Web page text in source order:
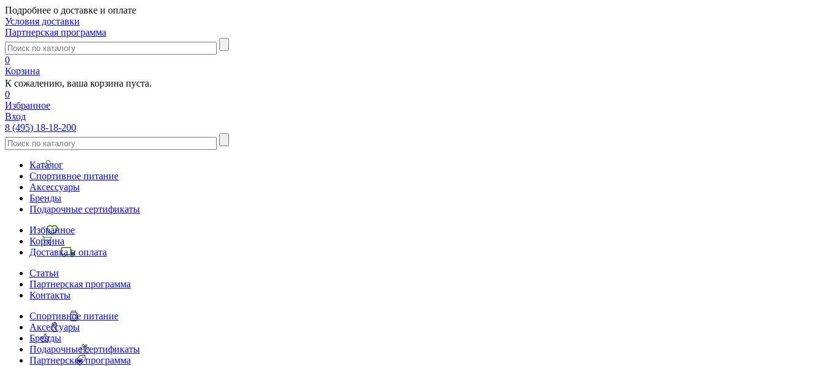
Подробнее о доставке и оплате
Условия доставки
Партнерская программа
0
Корзина
К сожалению, ваша корзина пуста.
0
Избранное
Вход
8 (495) 18-18-200
Каталог
Спортивное питание
Аксессуары
Бренды
Подарочные сертификаты
Избранное
Корзина
Доставка и оплата
Статьи
Партнерская программа
Контакты
Спортивное питание
Аксессуары
Бренды
Подарочные сертификаты
Партнерская программа